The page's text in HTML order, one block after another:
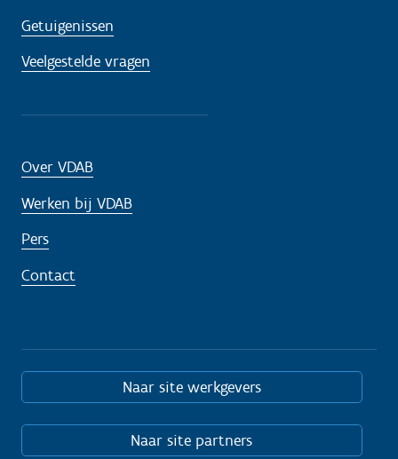
Getuigenissen
Veelgestelde vragen
Over VDAB
Werken bij VDAB
Pers
Contact
Naar site werkgevers
Naar site partners